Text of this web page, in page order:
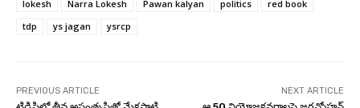
lokesh
Narra Lokesh Pawan kalyan politics
red book
tdp
ys jagan ysrcp
PREVIOUS ARTICLE NEXT ARTICLE